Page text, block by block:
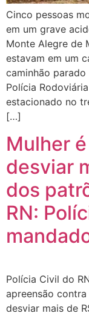
Cinco pessoas
em um grave
Monte Alegre de
estavam em um
caminhão
Polícia
estacionado no
[…]
Mulher
desviar
dos
RN:
Polícia Civil do
apreensão
desviar mais de